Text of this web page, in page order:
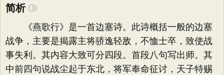
简析
《燕歌行》是一首边塞诗。此诗概括一般的边塞
战争，主要是揭露主将骄逸轻敌，不恤士卒，致使战
事失利。其内容大致可分四段。首段八句写出师。其
中前四句说战尘起于东北，将军奉命征讨，天子特赐